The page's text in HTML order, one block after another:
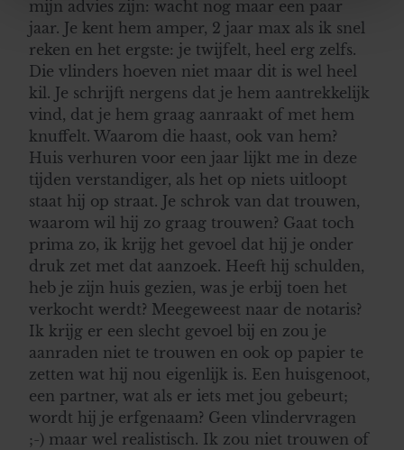
We gebruiken cookies om content en advertenties te
personaliseren, om functies voor social media te bieden
en om ons websiteverkeer te analyseren. Ook delen we
informatie over uw gebruik van onze site met onze
partners voor social media, adverteren en analyse. Deze
partners kunnen deze gegevens combineren met andere
informatie die u aan ze heeft verstrekt of die ze hebben
verzameld op basis van uw gebruik van hun services. U
gaat akkoord met onze cookies als u onze website blijft
gebruiken.
mijn advies zijn: wacht nog maar een paar
jaar. Je kent hem amper, 2 jaar max als ik snel
reken en het ergste: je twijfelt, heel erg zelfs.
Die vlinders hoeven niet maar dit is wel heel
kil. Je schrijft nergens dat je hem aantrekkelijk
vind, dat je hem graag aanraakt of met hem
knuffelt. Waarom die haast, ook van hem?
Huis verhuren voor een jaar lijkt me in deze
tijden verstandiger, als het op niets uitloopt
staat hij op straat. Je schrok van dat trouwen,
waarom wil hij zo graag trouwen? Gaat toch
prima zo, ik krijg het gevoel dat hij je onder
druk zet met dat aanzoek. Heeft hij schulden,
heb je zijn huis gezien, was je erbij toen het
verkocht werdt? Meegeweest naar de notaris?
Ik krijg er een slecht gevoel bij en zou je
aanraden niet te trouwen en ook op papier te
zetten wat hij nou eigenlijk is. Een huisgenoot,
een partner, wat als er iets met jou gebeurt;
wordt hij je erfgenaam? Geen vlindervragen
;-) maar wel realistisch. Ik zou niet trouwen of